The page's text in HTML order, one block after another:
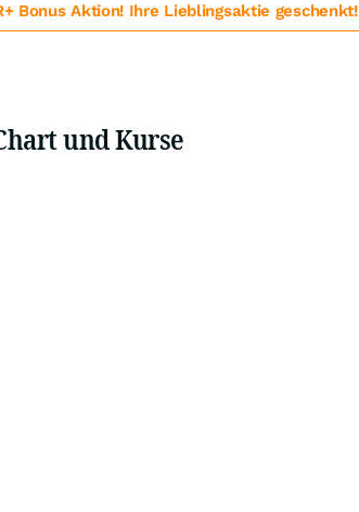
Bonus Aktion! Ihre Lieblingsaktie geschenkt!
und Kurse